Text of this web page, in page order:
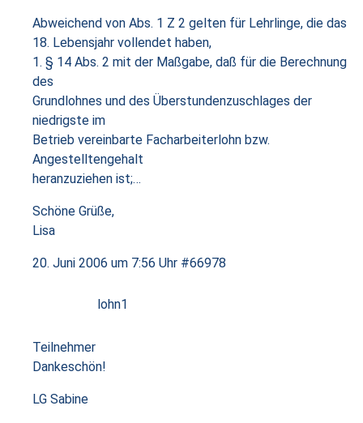
Abweichend von Abs. 1 Z 2 gelten für Lehrlinge, die das
18. Lebensjahr vollendet haben,
1. § 14 Abs. 2 mit der Maßgabe, daß für die Berechnung
des
Grundlohnes und des Überstundenzuschlages der
niedrigste im
Betrieb vereinbarte Facharbeiterlohn bzw.
Angestelltengehalt
heranzuziehen ist;…
Schöne Grüße,
Lisa
20. Juni 2006 um 7:56 Uhr #66978
lohn1
Teilnehmer
Dankeschön!
LG Sabine